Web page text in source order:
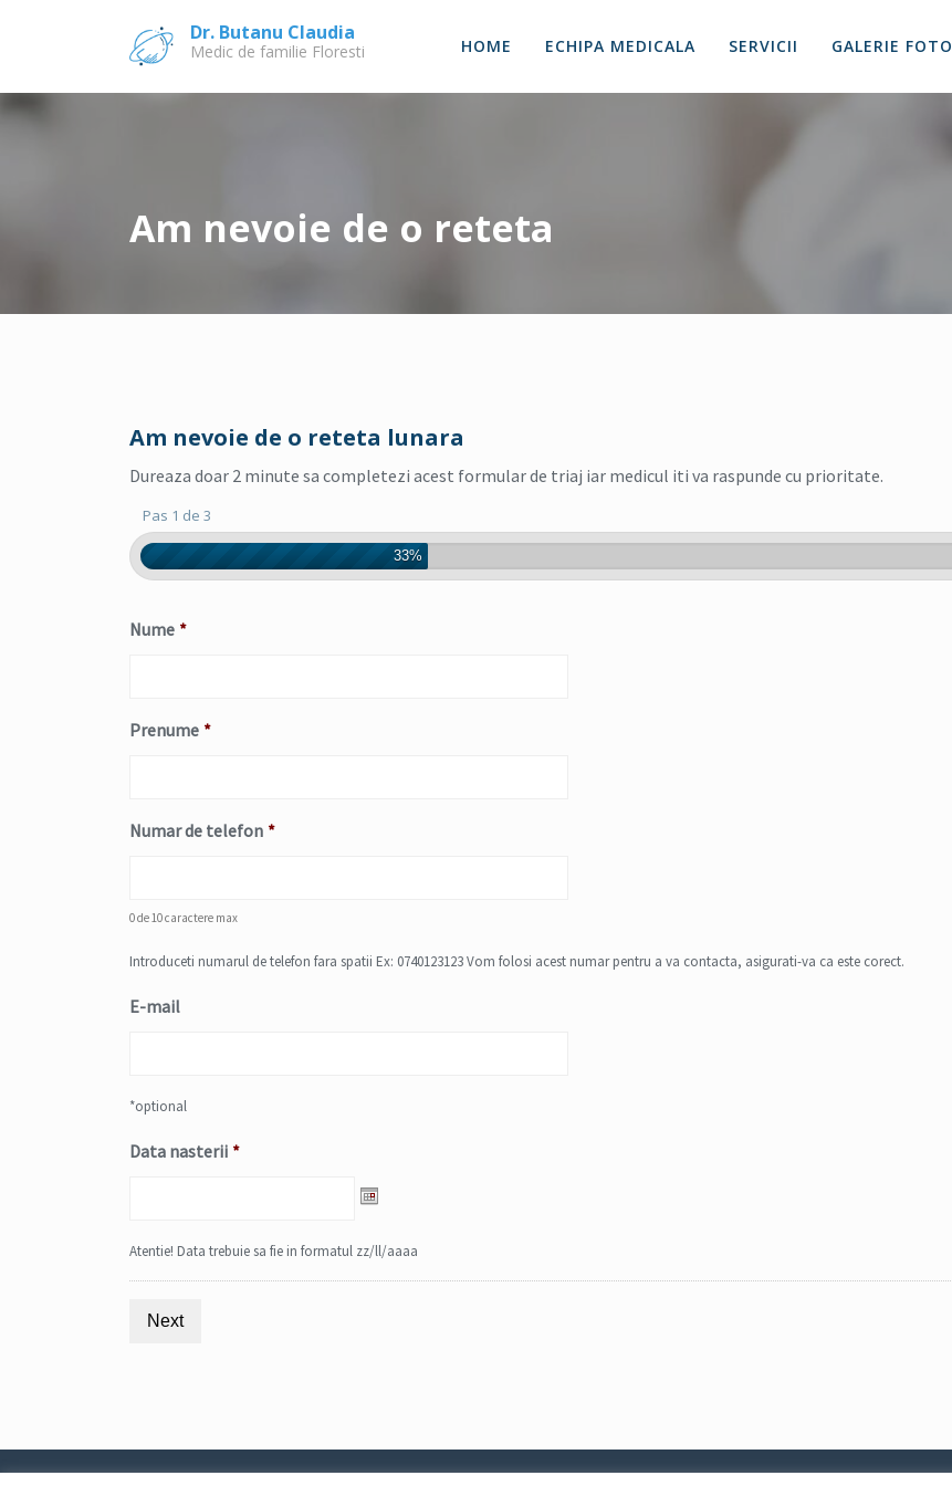
Dr. Butanu Claudia
Medic de familie Floresti HOME ECHIPA MEDICALA SERVICII GALERIE FOTO
Am nevoie de o reteta
Am nevoie de o reteta lunara
Dureaza doar 2 minute sa completezi acest formular de triaj iar medicul iti va raspunde cu prioritate.
Pas 1 de 3
33%
Nume *
Prenume *
Numar de telefon *
0 de 10 caractere max
Introduceti numarul de telefon fara spatii Ex: 0740123123 Vom folosi acest numar pentru a va contacta, asigurati-va ca este corect.
E-mail
*optional
Data nasterii *
Date
DD
Atentie! Data trebuie sa fie in formatul zz/ll/aaaa